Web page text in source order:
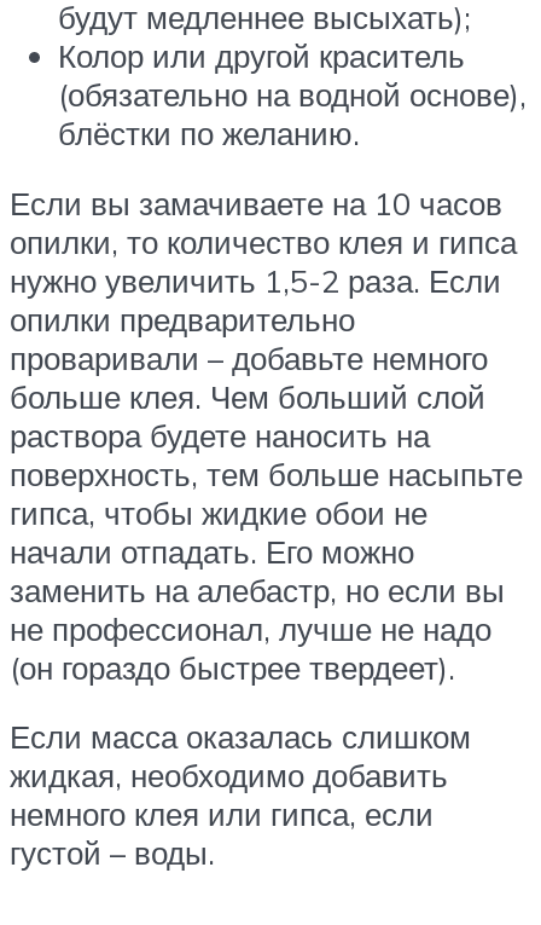
будут медленнее высыхать);
Колор или другой краситель
(обязательно на водной основе),
блёстки по желанию.
Если вы замачиваете на 10 часов
опилки, то количество клея и гипса
нужно увеличить 1,5-2 раза. Если
опилки предварительно
проваривали – добавьте немного
больше клея. Чем больший слой
раствора будете наносить на
поверхность, тем больше насыпьте
гипса, чтобы жидкие обои не
начали отпадать. Его можно
заменить на алебастр, но если вы
не профессионал, лучше не надо
(он гораздо быстрее твердеет).
Если масса оказалась слишком
жидкая, необходимо добавить
немного клея или гипса, если
густой – воды.